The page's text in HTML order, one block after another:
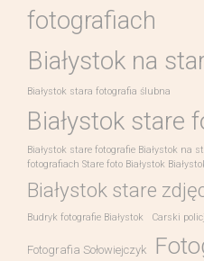
fotografiach
Białystok na
Białystok stara fotografia ślubna
Białystok stare
Białystok stare fotografie Białystok na
fotografiach Stare foto Białystok
Białystok stare
Budryk fotografie Białystok Carski
Fotografia Sołowiejczyk